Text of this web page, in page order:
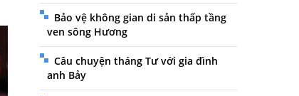
Bảo vệ không gian di sản thấp tầng
ven sông Hương
Câu chuyện tháng Tư với gia đình
anh Bảy